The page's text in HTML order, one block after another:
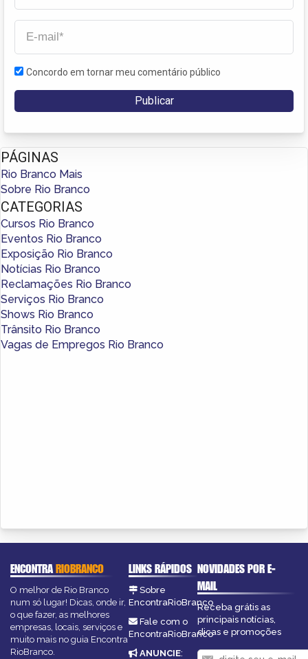
Concordo em tornar meu comentário público
PÁGINAS
Rio Branco Mais
Sobre Rio Branco
CATEGORIAS
Cursos Rio Branco
Eventos Rio Branco
Exposição Rio Branco
Notícias Rio Branco
Reclamações Rio Branco
Serviços Rio Branco
Shows Rio Branco
Trânsito Rio Branco
Vagas de Empregos Rio Branco
ENCONTRARIOBRANCO
O melhor de Rio Branco
num só lugar! Dicas, onde ir,
o que fazer, as melhores
empresas, locais, serviços e
muito mais no guia Encontra
RioBranco.
LINKS RÁPIDOS
Sobre
EncontraRioBranco
Fale com o
EncontraRioBranco
ANUNCIE:
NOVIDADES POR E-
MAIL
Receba grátis as
principais notícias,
dicas e promoções